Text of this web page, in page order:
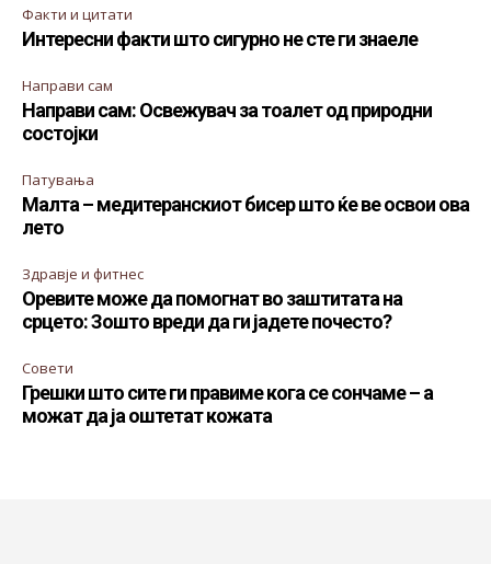
Факти и цитати
Интересни факти што сигурно не сте ги знаеле
Направи сам
Направи сам: Освежувач за тоалет од природни
состојки
Патувања
Малта – медитеранскиот бисер што ќе ве освои ова
лето
Здравје и фитнес
Оревите може да помогнат во заштитата на
срцето: Зошто вреди да ги јадете почесто?
Совети
Грешки што сите ги правиме кога се сончаме – а
можат да ја оштетат кожата